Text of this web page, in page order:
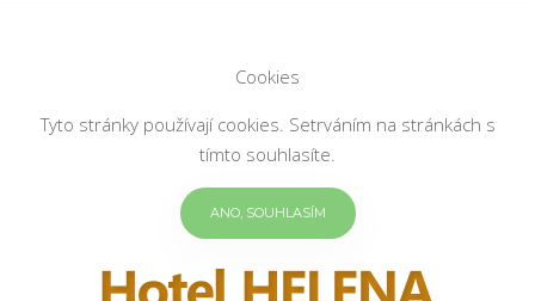
Cookies
Tyto stránky používají cookies. Setrváním na stránkách s
tímto souhlasíte.
ANO, SOUHLASÍM